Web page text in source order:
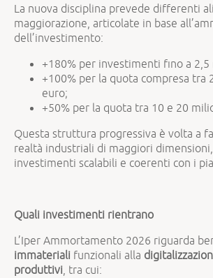
La nuova disciplina prevede differenti
maggiorazione, articolate in base
dell’investimento:
+180% per investimenti fino a
+100% per la quota compresa tra
euro;
+50% per la quota tra 10 e 20
Questa struttura progressiva è volta a
realtà industriali di maggiori
investimenti scalabili e coerenti con i
Quali investimenti rientrano
L’Iper Ammortamento 2026 riguarda
immateriali funzionali alla
produttivi, tra cui: